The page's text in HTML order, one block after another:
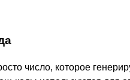
число, которое